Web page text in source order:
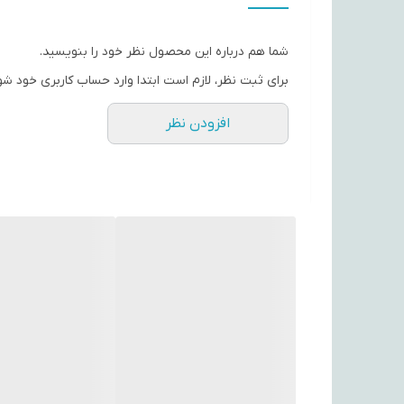
شما هم درباره این محصول نظر خود را بنویسید.
برای ثبت نظر، لازم است ابتدا وارد حساب کاربری خود
افزودن نظر